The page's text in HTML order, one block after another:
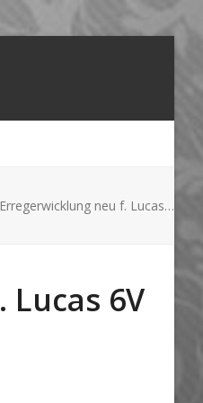
Erregerwicklung neu f. Lucas…
6V